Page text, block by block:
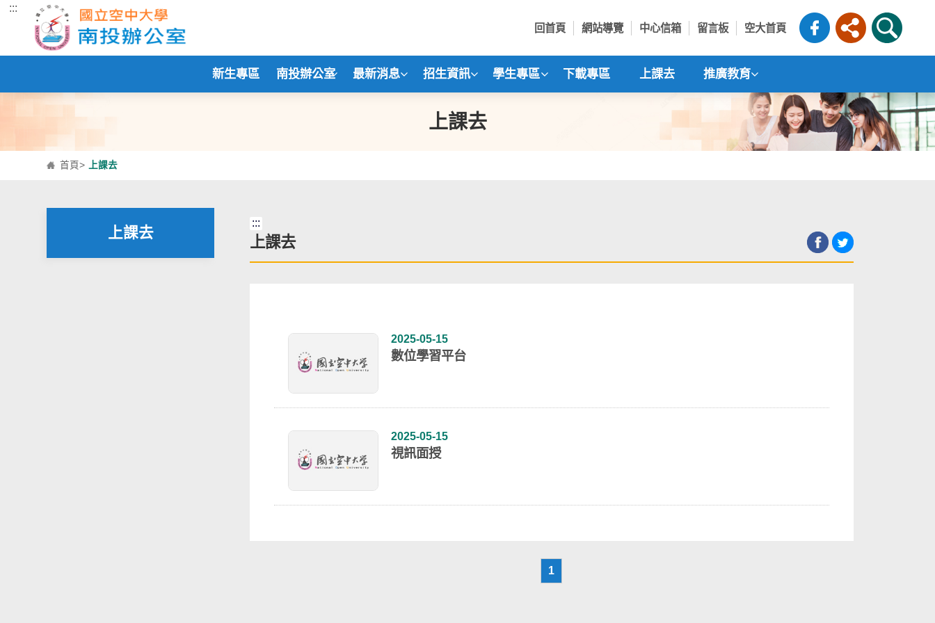
跳到主要內容區塊
:::
回首頁
網站導覽 中心信箱 留言板 空大首頁
新生專區 南投辦公室 最新消息 招生資訊 學生專區 下載專區 上課去 推廣教育
上課去
首頁> 上課去
上課去
:::
上課去
2025-05-15
數位學習平台
2025-05-15
視訊面授
1